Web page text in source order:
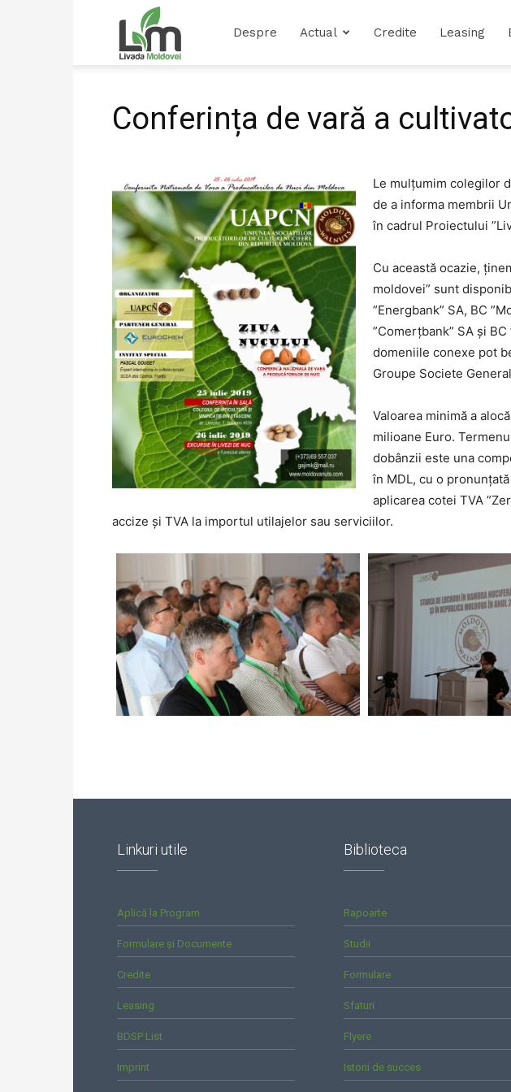
Despre Actual Credite Leasing
Conferința de vară a
Le mulțumim colegilor
de a informa membrii
în cadrul Proiectului
Cu această ocazie,
moldovei” sunt
”Energbank” SA, BC
”Comerțbank” SA și
domeniile conexe pot
Groupe Societe
Valoarea minimă a
milioane Euro.
dobânzii este una
în MDL, cu o
aplicarea cotei TVA
accize și TVA la importul utilajelor sau serviciilor.
Linkuri utile
Aplică la Program
Formulare și Documente
Credite
Leasing
BDSP List
Imprint
Biblioteca
Rapoarte
Studii
Formulare
Sfaturi
Flyere
Istorii de succes